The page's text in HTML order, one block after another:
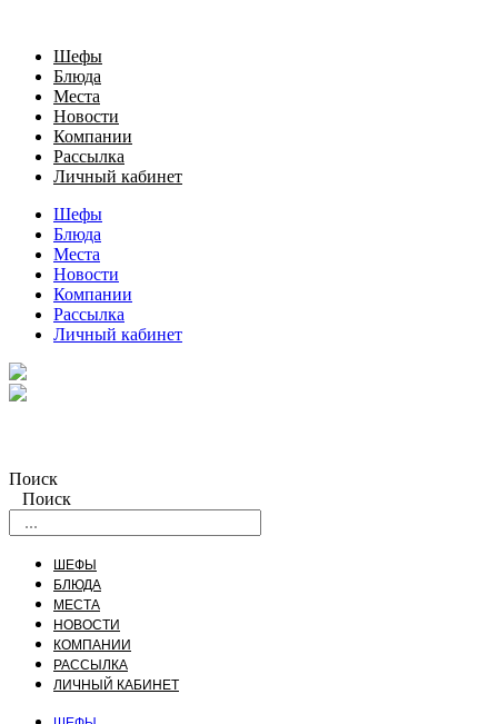
Шефы
Блюда
Места
Новости
Компании
Рассылка
Личный кабинет
Шефы
Блюда
Места
Новости
Компании
Рассылка
Личный кабинет
Поиск
Поиск
ШЕФЫ
БЛЮДА
МЕСТА
НОВОСТИ
КОМПАНИИ
РАССЫЛКА
ЛИЧНЫЙ КАБИНЕТ